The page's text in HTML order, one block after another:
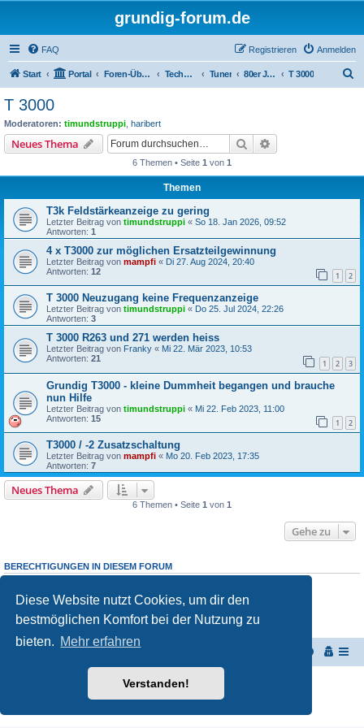
Diese Website nutzt Cookies, um dir den
bestmöglichen Komfort bei der Nutzung zu
bieten. Mehr erfahren
Verstanden!
grundig-forum.de
FAQ Anmelden
Registrieren
Start Portal Foren-Übersicht Technik Foren Tuner 80er Jahre T 3000
T 3000
Moderatoren: timundstruppi haribert
Neues Thema Suche
6 Themen • Seite 1 von 1
Themen
T3k Feldstärkeanzeige zu gering
Letzter Beitrag von timundstruppi « So 18. Jan 2026, 09:52
Antworten: 1
4 x T3000 zur möglichen Ersatzteilgewinnung
Letzter Beitrag von mampfi « Di 27. Aug 2024, 20:40
Antworten: 12 1 2
T 3000 Neuzugang keine Frequenzanzeige
Letzter Beitrag von timundstruppi « Do 25. Jul 2024, 22:26
Antworten: 3
T 3000 R263 und 271 werden heiss
Letzter Beitrag von Franky « Mi 22. Mär 2023, 10:53
Antworten: 21 1 2 3
Grundig T3000 - kleine Dummheit begangen und brauche
nun Hilfe
Letzter Beitrag von timundstruppi « Mi 22. Feb 2023, 11:00
Antworten: 15 1 2
T3000 / -2 Zusatzschaltung
Letzter Beitrag von mampfi « Mo 20. Feb 2023, 17:35
Antworten: 7
Neues Thema
6 Themen • Seite 1 von 1
Gehe zu
BERECHTIGUNGEN IN DIESEM FORUM
Du darfst
keine Antworten zu Themen in diesem Forum erstellen.
Du darfst deine Beiträge in diesem Forumnichtändern.
Du darfst deine Beiträge in diesem Forum nicht löschen.
keine
Powered byphpBB® Forum Software © phpBB Limited
phpBB.de